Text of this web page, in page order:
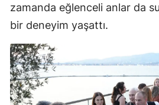
zamanda eğlenceli anlar da
bir deneyim yaşattı.